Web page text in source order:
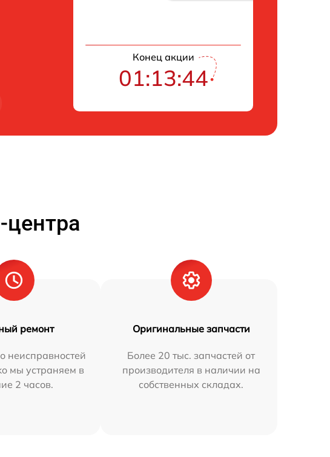
Конец акции
01:13:43
ремонт
неисправностей
мы устраняем в
2 часов.
Оригинальные запчасти
Более 20 тыс. запчастей от
производителя в наличии на
собственных складах.